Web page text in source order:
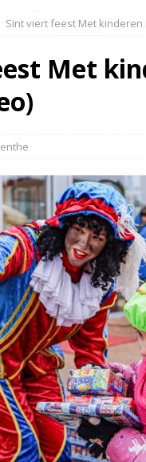
2026 ] Klapband en
2026 ]
Sint viert feest Met kinderen
Met